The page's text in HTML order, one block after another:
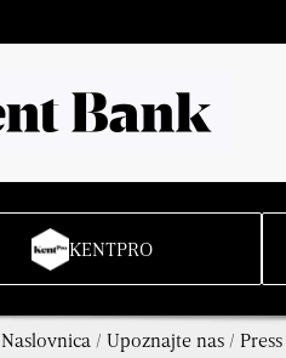
KENTPRO
Naslovnica / Upoznajte nas / Press